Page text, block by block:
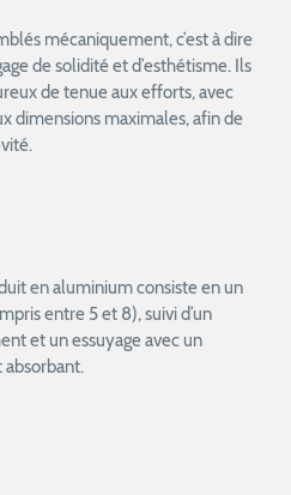
mécaniquement, c’est à dire
de solidité et d’esthétisme. Ils
de tenue aux efforts, avec
dimensions maximales, afin de
en aluminium consiste en un
entre 5 et 8), suivi d’un
et un essuyage avec un